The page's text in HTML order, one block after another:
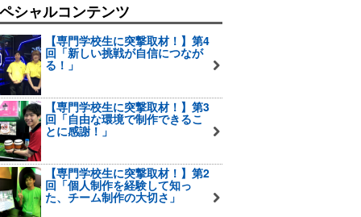
シャルコンテンツ
【専門学校生に突撃取材！】第4
回「新しい挑戦が自信につなが
る！」
【専門学校生に突撃取材！】第3
回「自由な環境で制作できるこ
とに感謝！」
【専門学校生に突撃取材！】第2
回「個人制作を経験して知っ
た、チーム制作の大切さ」